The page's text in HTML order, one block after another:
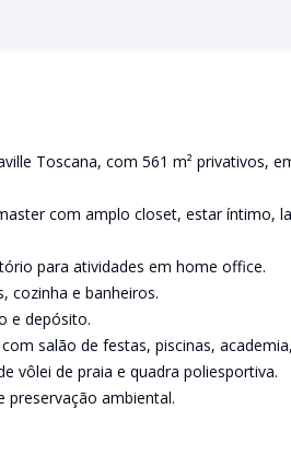
Toscana, com 561 m² privativos,
com amplo closet, estar íntimo,
para atividades em home office.
cozinha e banheiros.
e depósito.
salão de festas, piscinas,
vôlei de praia e quadra poliesportiva.
preservação ambiental.